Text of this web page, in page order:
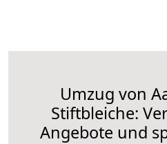
Umzug von
Stiftbleiche:
Angebote und